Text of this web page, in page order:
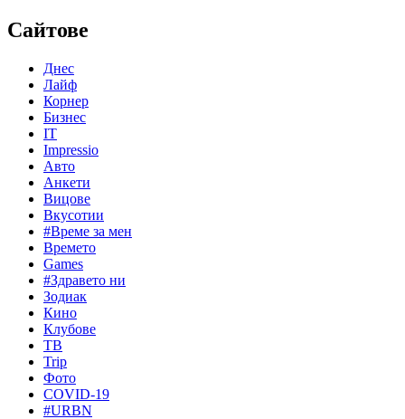
Сайтове
Днес
Лайф
Корнер
Бизнес
IT
Impressio
Авто
Анкети
Вицове
Вкусотии
#Време за мен
Времето
Games
#Здравето ни
Зодиак
Кино
Клубове
ТВ
Trip
Фото
COVID-19
#URBN